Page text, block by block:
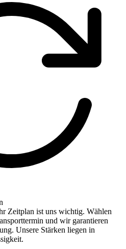
Zeitplan ist uns wichtig. Wählen
und wir garantieren
Unsere Stärken liegen in